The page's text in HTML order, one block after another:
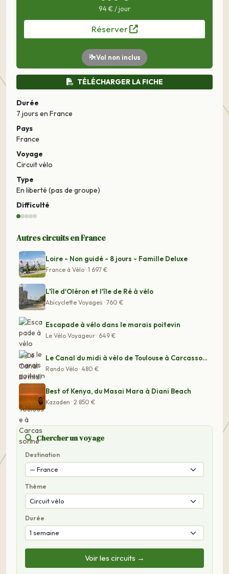
94 € / jour
Réserver
Vol non inclus
TÉLÉCHARGER LA FICHE
Durée
7 jours en France
Pays
France
Voyage
Circuit vélo
Type
En liberté (pas de groupe)
Difficulté
Autres circuits en France
Loire - Non guidé - 8 jours - Famille Deluxe
France à Vélo · 1 697 €
L'île d'Oléron et l'île de Ré à vélo
Abicyclette Voyages · 760 €
Escapade à vélo dans le marais poitevin
Le Vélo Voyageur · 649 €
Le Canal du midi à vélo de Toulouse à Carcassonne
Rando Vélo · 480 €
Best of Kenya, du Masai Mara à Diani Beach
Kazaden · 2 850 €
Chercher un voyage
Destination
Thème
Durée
Voir les circuits →